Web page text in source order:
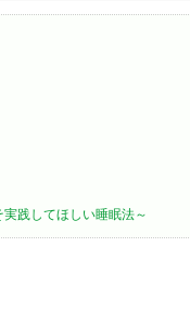
践してほしい睡眠法～